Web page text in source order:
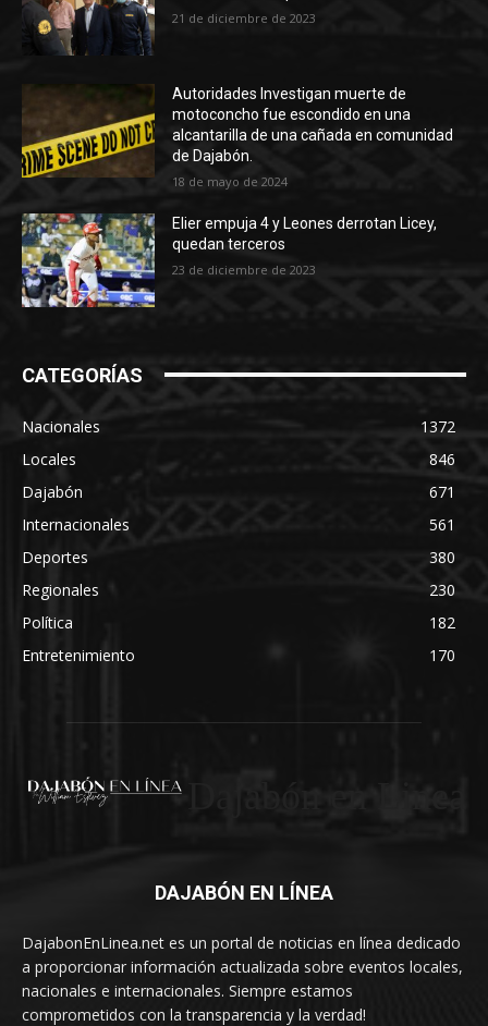
21 de diciembre de 2023
Autoridades Investigan muerte de
motoconcho fue escondido en una
alcantarilla de una cañada en comunidad
de Dajabón.
18 de mayo de 2024
Elier empuja 4 y Leones derrotan Licey,
quedan terceros
23 de diciembre de 2023
CATEGORÍAS
Nacionales
1372
Locales
846
Dajabón
671
Internacionales
561
Deportes
380
Regionales
230
Política
182
Entretenimiento
170
DAJABÓN EN LÍNEA
DajabonEnLinea.net es un portal de noticias en línea dedicado
a proporcionar información actualizada sobre eventos locales,
nacionales e internacionales. Siempre estamos
comprometidos con la transparencia y la verdad!